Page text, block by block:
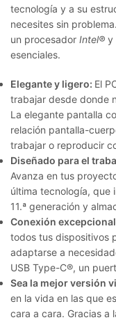
tecnología y a su
necesites sin
un procesador Intel® y
esenciales.
Elegante y ligero: El
trabajar desde donde
La elegante pantalla
relación pantalla-
trabajar o reproducir
Diseñado para el
Avanza en tus
última tecnología, que
11.ª generación y
Conexión
todos tus dispositivos
adaptarse a
USB Type-C®, un
Sea la mejor versión
en la vida en las que
cara a cara. Gracias a